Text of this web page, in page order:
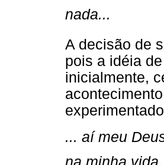
nada...
A decisão de
pois a idéia
inicialmente,
... aí meu